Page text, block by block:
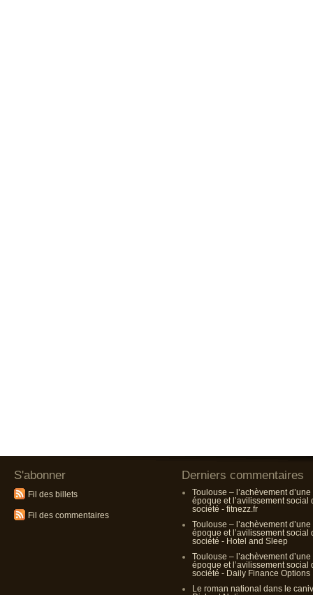
S'abonner
Fil des billets
Fil des commentaires
Derniers commentaires
Toulouse – l’achèvement d’une
époque et l’avilissement social
société - fitnezz.fr
Toulouse – l’achèvement d’une
époque et l’avilissement social
société - Hotel and Sleep
Toulouse – l’achèvement d’une
époque et l’avilissement social
société - Daily Finance Options
Le roman national dans le